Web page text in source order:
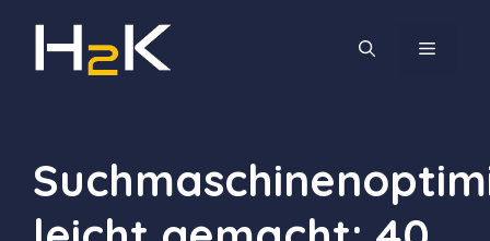
Inhalt
springen
MENÜ